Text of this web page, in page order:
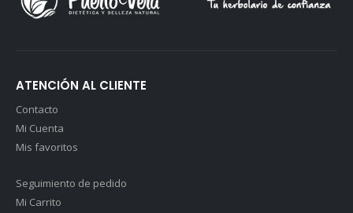
ATENCIÓN AL CLIENTE
Contacto
Mi Cuenta
Mis favoritos
Seguimiento de pedido
Mi Carrito